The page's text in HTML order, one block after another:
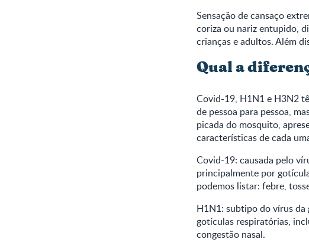
Sensação de cansaço
coriza ou nariz entupido,
crianças e adultos. Além
Qual a
Covid-19, H1N1 e H3N2
de pessoa para pessoa,
picada do mosquito,
características de cada
Covid-19: causada pelo
principalmente por
podemos listar: febre,
H1N1: subtipo do vírus da
gotículas respiratórias,
congestão nasal.